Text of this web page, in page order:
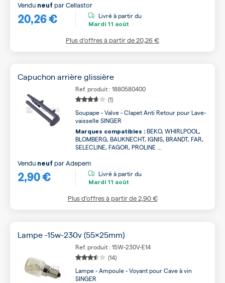
20,26 €
Vendu neuf parCellastor
Livré à partir du
Mardi 11 août
Plus d’offres à partir de20,26 €
Capuchon arrière glissière
Ref. produit : 1880580400
(1)
Soupape - Valve - Clapet Anti Retour pour Lave-
vaisselle SINGER
Marques compatibles : BEKO, WHIRLPOOL,
BLOMBERG, BAUKNECHT, IGNIS, BRANDT, FAR,
SELECLINE, FAGOR, PROLINE ...
2,90 €
Vendu neuf parAdepem
Livré à partir du
Mardi 11 août
Plus d’offres à partir de2,90 €
Lampe -15w-230v (55x25mm)
Ref. produit : 15W-230V-E14
(14)
Lampe - Ampoule - Voyant pour Cave à vin
SINGER